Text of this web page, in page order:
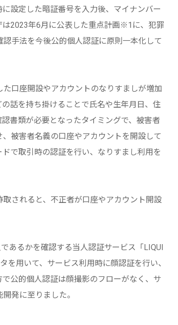
設定した暗証番号を入力後、マイナンバー
は2023年6月に公表した重点計画※1に、犯罪
手法を今後公的個人認証に原則一本化して
口座開設やアカウントのなりすましが増加
話を持ち掛けることで氏名や生年月日、住
書類が必要となったタイミングで、被害者
被害者名義の口座やアカウントを開設して
で取引時の認証を行い、なりすまし利用を
されると、不正者が口座やアカウント開設
あるかを確認する当人認証サービス「LIQUI
を用いて、サービス利用時に顔認証を行い、
公的個人認証は顔撮影のフローがなく、サ
発に至りました。